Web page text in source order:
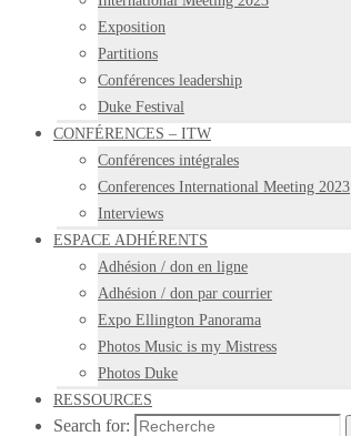
Exposition
Partitions
Conférences leadership
Duke Festival
CONFÉRENCES – ITW
Conférences intégrales
Conferences International Meeting 2023
Interviews
ESPACE ADHÉRENTS
Adhésion / don en ligne
Adhésion / don par courrier
Expo Ellington Panorama
Photos Music is my Mistress
Photos Duke
RESSOURCES
Search for: